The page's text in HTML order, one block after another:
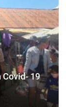
Covid- 19